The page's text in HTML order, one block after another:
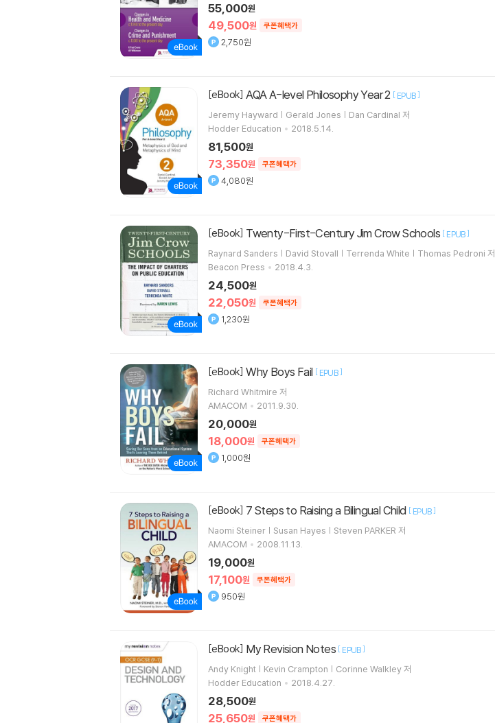
49,500원 쿠폰혜택가
55,000원
2,750원
[eBook] AQA A-level Philosophy Year 2 [ EPUB]
Jeremy Hayward | Gerald Jones | Dan Cardinal 저
Hodder Education
2018.5.14.
73,350원 쿠폰혜택가
81,500원
4,080원
[eBook] Twenty-First-Century Jim Crow Schools [ EPUB]
Raynard Sanders | David Stovall | Terrenda White | Thomas Pedroni 저
Beacon Press
2018.4.3.
22,050원 쿠폰혜택가
24,500원
1,230원
[eBook] Why Boys Fail [ EPUB]
Richard Whitmire 저
AMACOM
2011.9.30.
18,000원 쿠폰혜택가
20,000원
1,000원
[eBook] 7 Steps to Raising a Bilingual Child [ EPUB]
Naomi Steiner | Susan Hayes | Steven PARKER 저
AMACOM
2008.11.13.
17,100원 쿠폰혜택가
19,000원
950원
[eBook] My Revision Notes [ EPUB]
Andy Knight | Kevin Crampton | Corinne Walkley 저
Hodder Education
2018.4.27.
25,650원 쿠폰혜택가
28,500원